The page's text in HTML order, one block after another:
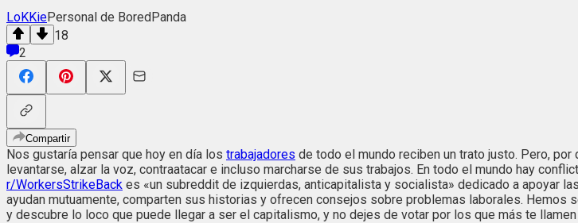
LoKKiePersonal de BoredPanda
18
2
Compartir
Nos gustaría pensar que hoy en día los trabajadores de todo el mundo reciben un trato justo. Pero,
levantarse, alzar la voz, contraatacar e incluso marcharse de sus trabajos. En todo el mundo hay
r/WorkersStrikeBack es «un subreddit de izquierdas, anticapitalista y socialista» dedicado a apoyar
ayudan mutuamente, comparten sus historias y ofrecen consejos sobre problemas laborales.
y descubre lo loco que puede llegar a ser el capitalismo, y no dejes de votar por los que más te llamen